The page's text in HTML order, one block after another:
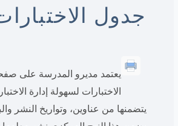
جدول
يعتمد مديرو المدرسة على
الاختبارات لسهولة إدارة
يتضمنها من عناوين، وتواريخ النشر